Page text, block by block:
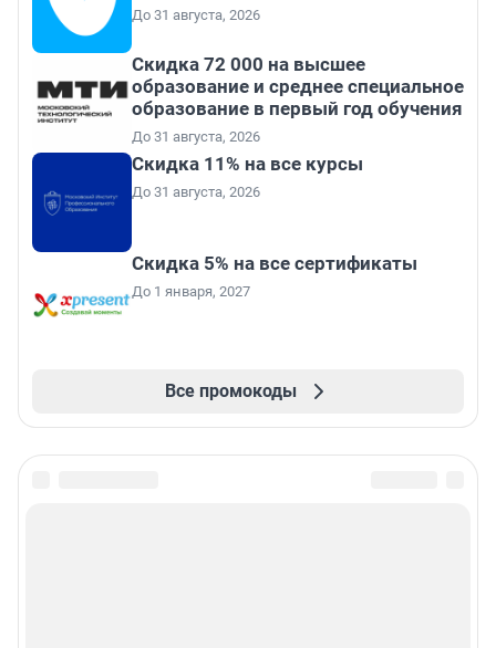
До 31 августа, 2026
Скидка 72 000 на высшее
образование и среднее специальное
образование в первый год обучения
До 31 августа, 2026
Скидка 11% на все курсы
До 31 августа, 2026
Скидка 5% на все сертификаты
До 1 января, 2027
Все промокоды